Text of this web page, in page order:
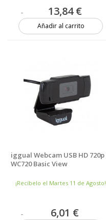
13,84 €
Añadir al carrito
iggual Webcam USB HD 720p
WC720 Basic View
¡Recíbelo el Martes 11 de Agosto!
6,01 €